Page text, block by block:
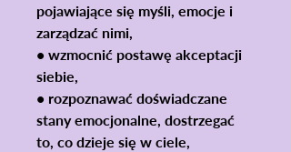
pojawiające się myśli, emocje i
zarządzać nimi,
• wzmocnić postawę akceptacji
siebie,
• rozpoznawać doświadczane
stany emocjonalne, dostrzegać
to, co dzieje się w ciele,